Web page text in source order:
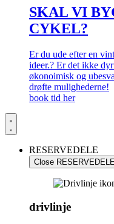
SKAL VI
CYKEL?
Er du ude efter en
ideer.? Er det ikke
økonoimisk og
drøfte mulighederne!
book tid her
RESERVEDELE
Close
drivlinje